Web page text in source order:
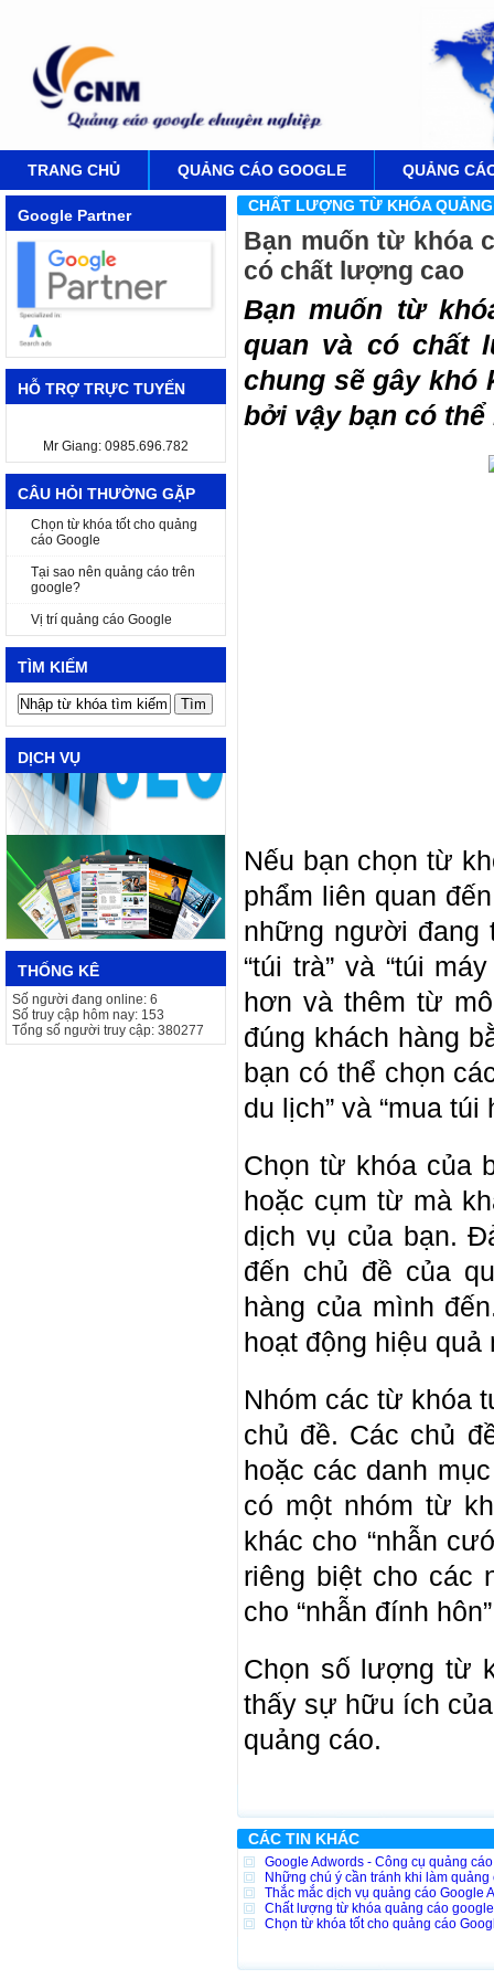
TRANG CHỦ QUẢNG CÁO GOOGLE QUẢNG
Google Partner
HỖ TRỢ TRỰC TUYẾN
Mr Giang: 0985.696.782
CÂU HỎI THƯỜNG GẶP
Chọn từ khóa tốt cho quảng
cáo Google
Tại sao nên quảng cáo trên
google?
Vị trí quảng cáo Google
TÌM KIẾM
DỊCH VỤ
THỐNG KÊ
Số người đang online: 6
Số truy cập hôm nay: 153
Tổng số người truy cập: 380277
CHẤT LƯỢNG TỪ KHÓA
Bạn muốn từ khóa
có chất lượng cao
Bạn muốn từ
quan và có chất
chung sẽ gây khó
bởi vậy bạn có
Nếu bạn chọn từ
phẩm liên quan
những người đang
“túi trà” và “túi
hơn và thêm từ
đúng khách hàng
bạn có thể chọn
du lịch” và “mua
Chọn từ khóa của
hoặc cụm từ mà
dịch vụ của bạn.
đến chủ đề của
hàng của mình
hoạt động hiệu quả
Nhóm các từ khóa
chủ đề. Các chủ
hoặc các danh
có một nhóm từ
khác cho “nhẫn
riêng biệt cho các
cho “nhẫn đính
Chọn số lượng từ
thấy sự hữu ích
quảng cáo.
CÁC TIN KHÁC
Google Adwords - Công cụ quảng
Những chú ý cần tránh khi làm
Thắc mắc dịch vụ quảng cáo Google
Chất lượng từ khóa quảng cáo google
Chọn từ khóa tốt cho quảng cáo